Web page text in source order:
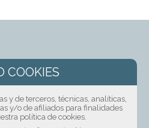
y de terceros, técnicas, analíticas,
y/o de afiliados para finalidades
política de cookies.